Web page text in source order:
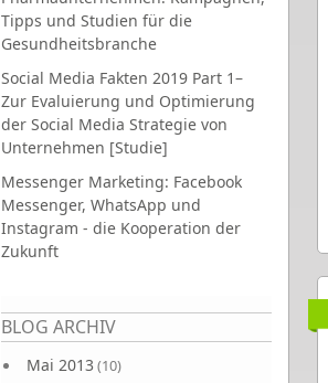
Tipps und Studien für die
Gesundheitsbranche
Social Media Fakten 2019 Part 1–
Zur Evaluierung und Optimierung
der Social Media Strategie von
Unternehmen [Studie]
Messenger Marketing: Facebook
Messenger, WhatsApp und
Instagram - die Kooperation der
Zukunft
BLOG ARCHIV
Mai 2013 (10)
Seiten